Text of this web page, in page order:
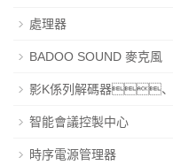
處理器
BADOO SOUND 麥克風
影K係列解碼器
智能會議控製中心
時序電源管理器